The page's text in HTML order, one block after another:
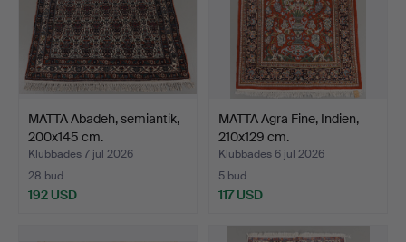
MATTA Abadeh, semiantik,
200x145 cm.
Klubbades 7 jul 2026
28 bud
192 USD
MATTA Agra Fine, Indien,
210x129 cm.
Klubbades 6 jul 2026
5 bud
117 USD